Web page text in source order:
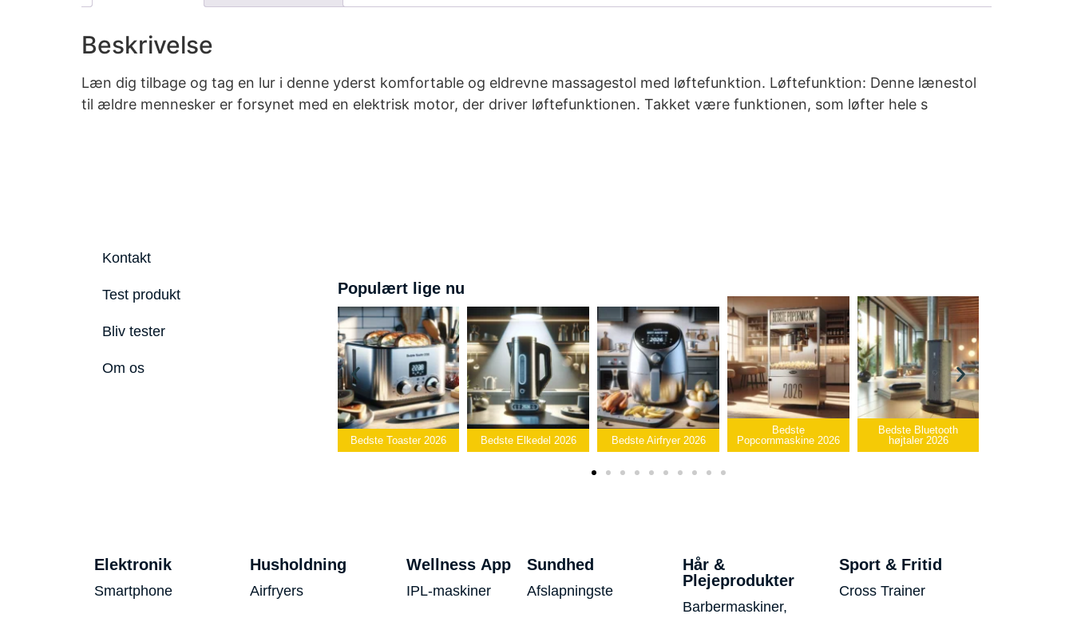
Beskrivelse
Læn dig tilbage og tag en lur i denne yderst komfortable og eldrevne massagestol med løftefunktion. Løftefunktion: Denne lænestol
til ældre mennesker er forsynet med en elektrisk motor, der driver løftefunktionen. Takket være funktionen, som løfter hele s
Kontakt
Test produkt
Bliv tester
Om os
Populært lige nu
Bedste Toaster 2026 Bedste Elkedel 2026 Bedste Airfryer 2026
Bedste
Popcornmaskine 2026
Bedste Bluetooth
højtaler 2026
Elektronik
Smartphone
Husholdning
Airfryers
Wellness App
IPL-maskiner
Sundhed
Afslapningste
Hår &
Plejeprodukter
Barbermaskiner,
Sport & Fritid
Cross Trainer